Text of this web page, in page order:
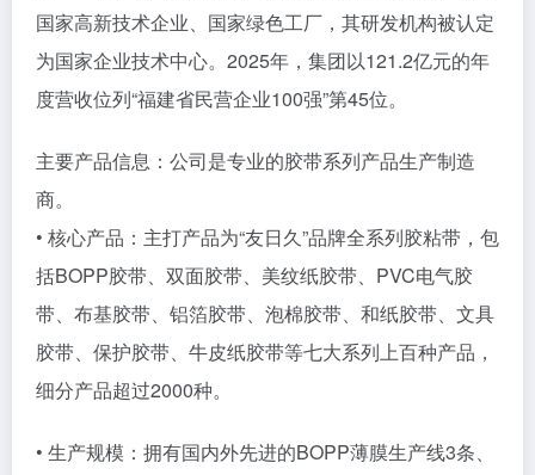
国家高新技术企业、国家绿色工厂，其研发机构被认定
为国家企业技术中心。2025年，集团以121.2亿元的年
度营收位列“福建省民营企业100强”第45位。
主要产品信息：公司是专业的胶带系列产品生产制造
商。
• 核心产品：主打产品为“友日久”品牌全系列胶粘带，包
括BOPP胶带、双面胶带、美纹纸胶带、PVC电气胶
带、布基胶带、铝箔胶带、泡棉胶带、和纸胶带、文具
胶带、保护胶带、牛皮纸胶带等七大系列上百种产品，
细分产品超过2000种。
• 生产规模：拥有国内外先进的BOPP薄膜生产线3条、